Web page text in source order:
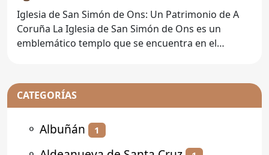
Iglesia de San Simón de Ons: Un Patrimonio de A
Coruña La Iglesia de San Simón de Ons es un
emblemático templo que se encuentra en el
CATEGORÍAS
⚬ Albuñán 1